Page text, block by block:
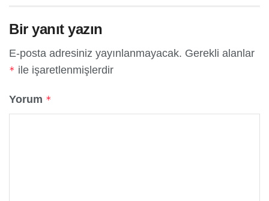
Bir yanıt yazın
E-posta adresiniz yayınlanmayacak. Gerekli alanlar
* ile işaretlenmişlerdir
Yorum *